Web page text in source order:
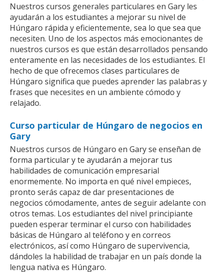
Nuestros cursos generales particulares en Gary les
ayudarán a los estudiantes a mejorar su nivel de
Húngaro rápida y eficientemente, sea lo que sea que
necesiten. Uno de los aspectos más emocionantes de
nuestros cursos es que están desarrollados pensando
enteramente en las necesidades de los estudiantes. El
hecho de que ofrecemos clases particulares de
Húngaro significa que puedes aprender las palabras y
frases que necesites en un ambiente cómodo y
relajado.
Curso particular de Húngaro de negocios en
Gary
Nuestros cursos de Húngaro en Gary se enseñan de
forma particular y te ayudarán a mejorar tus
habilidades de comunicación empresarial
enormemente. No importa en qué nivel empieces,
pronto serás capaz de dar presentaciones de
negocios cómodamente, antes de seguir adelante con
otros temas. Los estudiantes del nivel principiante
pueden esperar terminar el curso con habilidades
básicas de Húngaro al teléfono y en correos
electrónicos, así como Húngaro de supervivencia,
dándoles la habilidad de trabajar en un país donde la
lengua nativa es Húngaro.